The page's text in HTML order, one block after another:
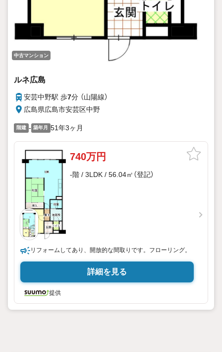
中古マンション
ルネ広島
安芸中野駅 歩7分 （山陽線）
広島県広島市安芸区中野
階建 - 築年月 51年3ヶ月
740万円
-階 / 3LDK / 56.04㎡（登記）
リフォームしてあり、開放的な間取りです。フローリング。
詳細を見る
提供